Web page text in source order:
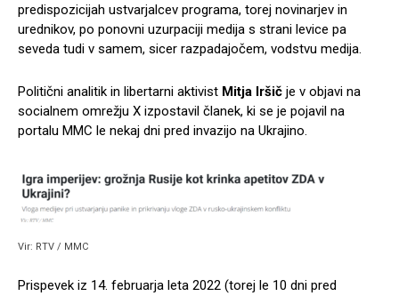
predispozicijah ustvarjalcev programa, torej novinarjev in
urednikov, po ponovni uzurpaciji medija s strani levice pa
seveda tudi v samem, sicer razpadajočem, vodstvu medija.
Politični analitik in libertarni aktivist Mitja Iršič je v objavi na
socialnem omrežju X izpostavil članek, ki se je pojavil na
portalu MMC le nekaj dni pred invazijo na Ukrajino.
Vir: RTV / MMC
Prispevek iz 14. februarja leta 2022 (torej le 10 dni pred